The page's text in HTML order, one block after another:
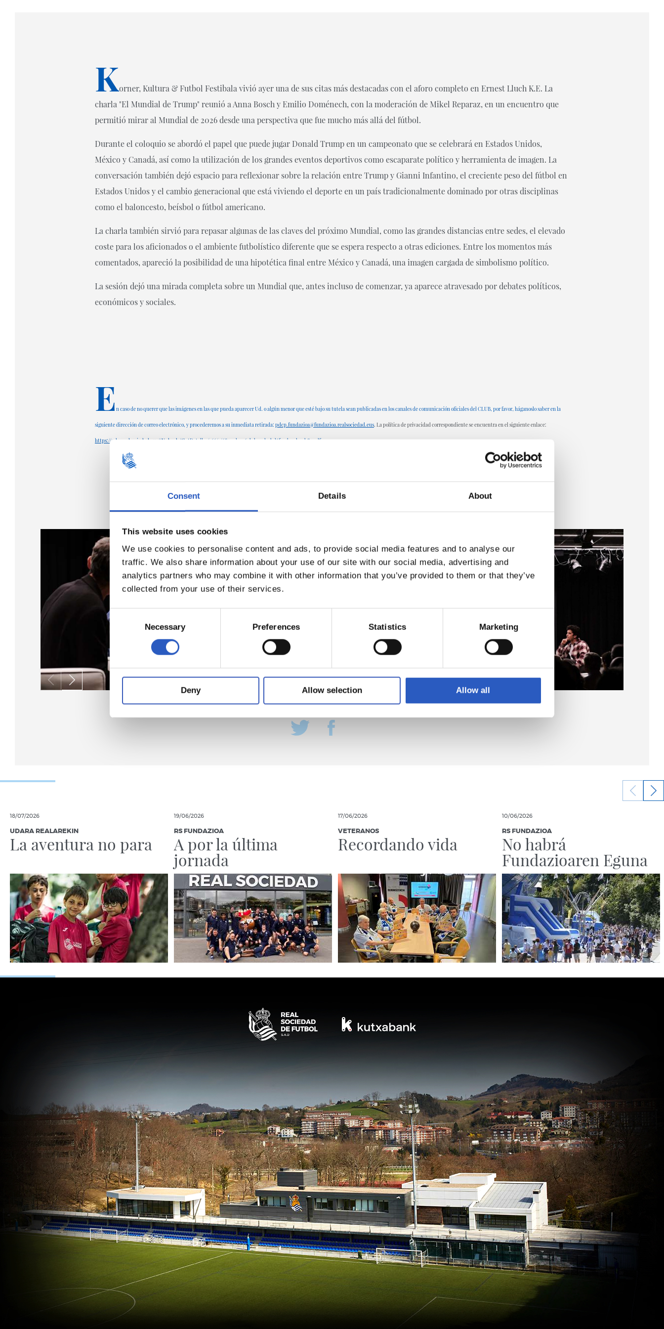
Consent Details About
This website uses cookies
We use cookies to personalise content and ads, to provide social media features and to analyse our
traffic. We also share information about your use of our site with our social media, advertising and
analytics partners who may combine it with other information that you’ve provided to them or that they’ve
collected from your use of their services.
Consent
Selection
Necessary Preferences Statistics Marketing
Deny Allow selection Allow all
Korner, Kultura & Futbol Festibala vivió ayer una de sus citas más destacadas con el aforo completo en Ernest Lluch K.E. La
charla "El Mundial de Trump" reunió a Anna Bosch y Emilio Doménech, con la moderación de Mikel Reparaz, en un encuentro que
permitió mirar al Mundial de 2026 desde una perspectiva que fue mucho más allá del fútbol.
Durante el coloquio se abordó el papel que puede jugar Donald Trump en un campeonato que se celebrará en Estados Unidos,
México y Canadá, así como la utilización de los grandes eventos deportivos como escaparate político y herramienta de imagen. La
conversación también dejó espacio para reflexionar sobre la relación entre Trump y Gianni Infantino, el creciente peso del fútbol en
Estados Unidos y el cambio generacional que está viviendo el deporte en un país tradicionalmente dominado por otras disciplinas
como el baloncesto, beísbol o fútbol americano.
La charla también sirvió para repasar algunas de las claves del próximo Mundial, como las grandes distancias entre sedes, el elevado
coste para los aficionados o el ambiente futbolístico diferente que se espera respecto a otras ediciones. Entre los momentos más
comentados, apareció la posibilidad de una hipotética final entre México y Canadá, una imagen cargada de simbolismo político.
La sesión dejó una mirada completa sobre un Mundial que, antes incluso de comenzar, ya aparece atravesado por debates políticos,
económicos y sociales.
E n caso de no querer que las imágenes en las que pueda aparecer Ud. o algún menor que esté bajo su tutela sean publicadas en los canales de comunicación oficiales del CLUB, por favor, háganoslo saber en la
siguiente dirección de correo electrónico, y procederemos a su inmediata retirada: pdcp.fundazioa@fundazioa.realsociedad.eus. La política de privacidad correspondiente se encuentra en el siguiente enlace:
https://cdn.realsociedad.eus//Uploads/CntDetalles/466/1/6854ed99-6abd-49d1-bd6f-35be7d947b81.pdf
18/07/2026
UDARA REALAREKIN
La aventura no para
19/06/2026
RS FUNDAZIOA
A por la última
jornada
17/06/2026
VETERANOS
Recordando vida
10/06/2026
RS FUNDAZIOA
No habrá
Fundazioaren Eguna